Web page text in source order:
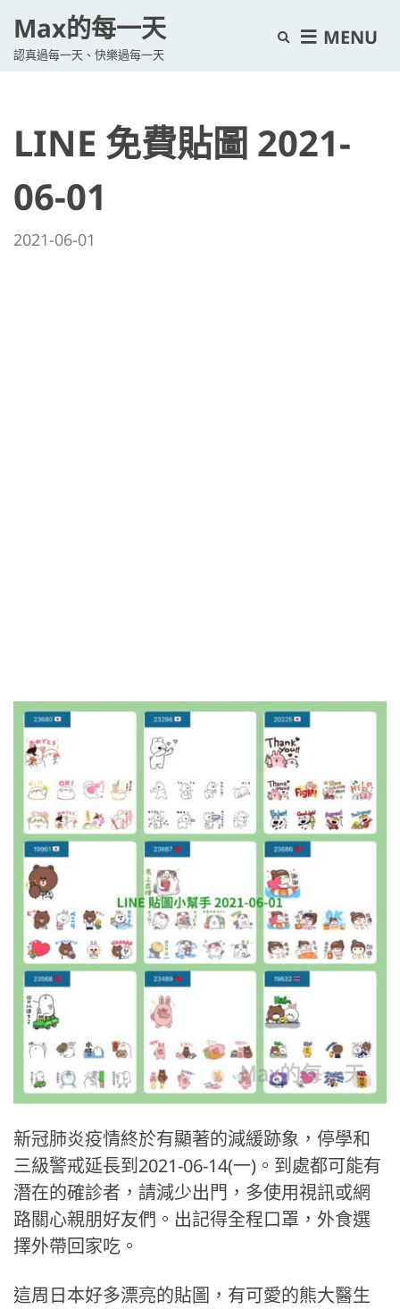
Max的每一天
認真過每一天、快樂過每一天
E
n
d
MENU
LINE 免費貼圖 2021-
06-01
2021-06-01
新冠肺炎疫情終於有顯著的減緩跡象，停學和
三級警戒延長到2021-06-14(一)。到處都可能有
潛在的確診者，請減少出門，多使用視訊或網
路關心親朋好友們。出記得全程口罩，外食選
擇外帶回家吃。
這周日本好多漂亮的貼圖，有可愛的熊大醫生